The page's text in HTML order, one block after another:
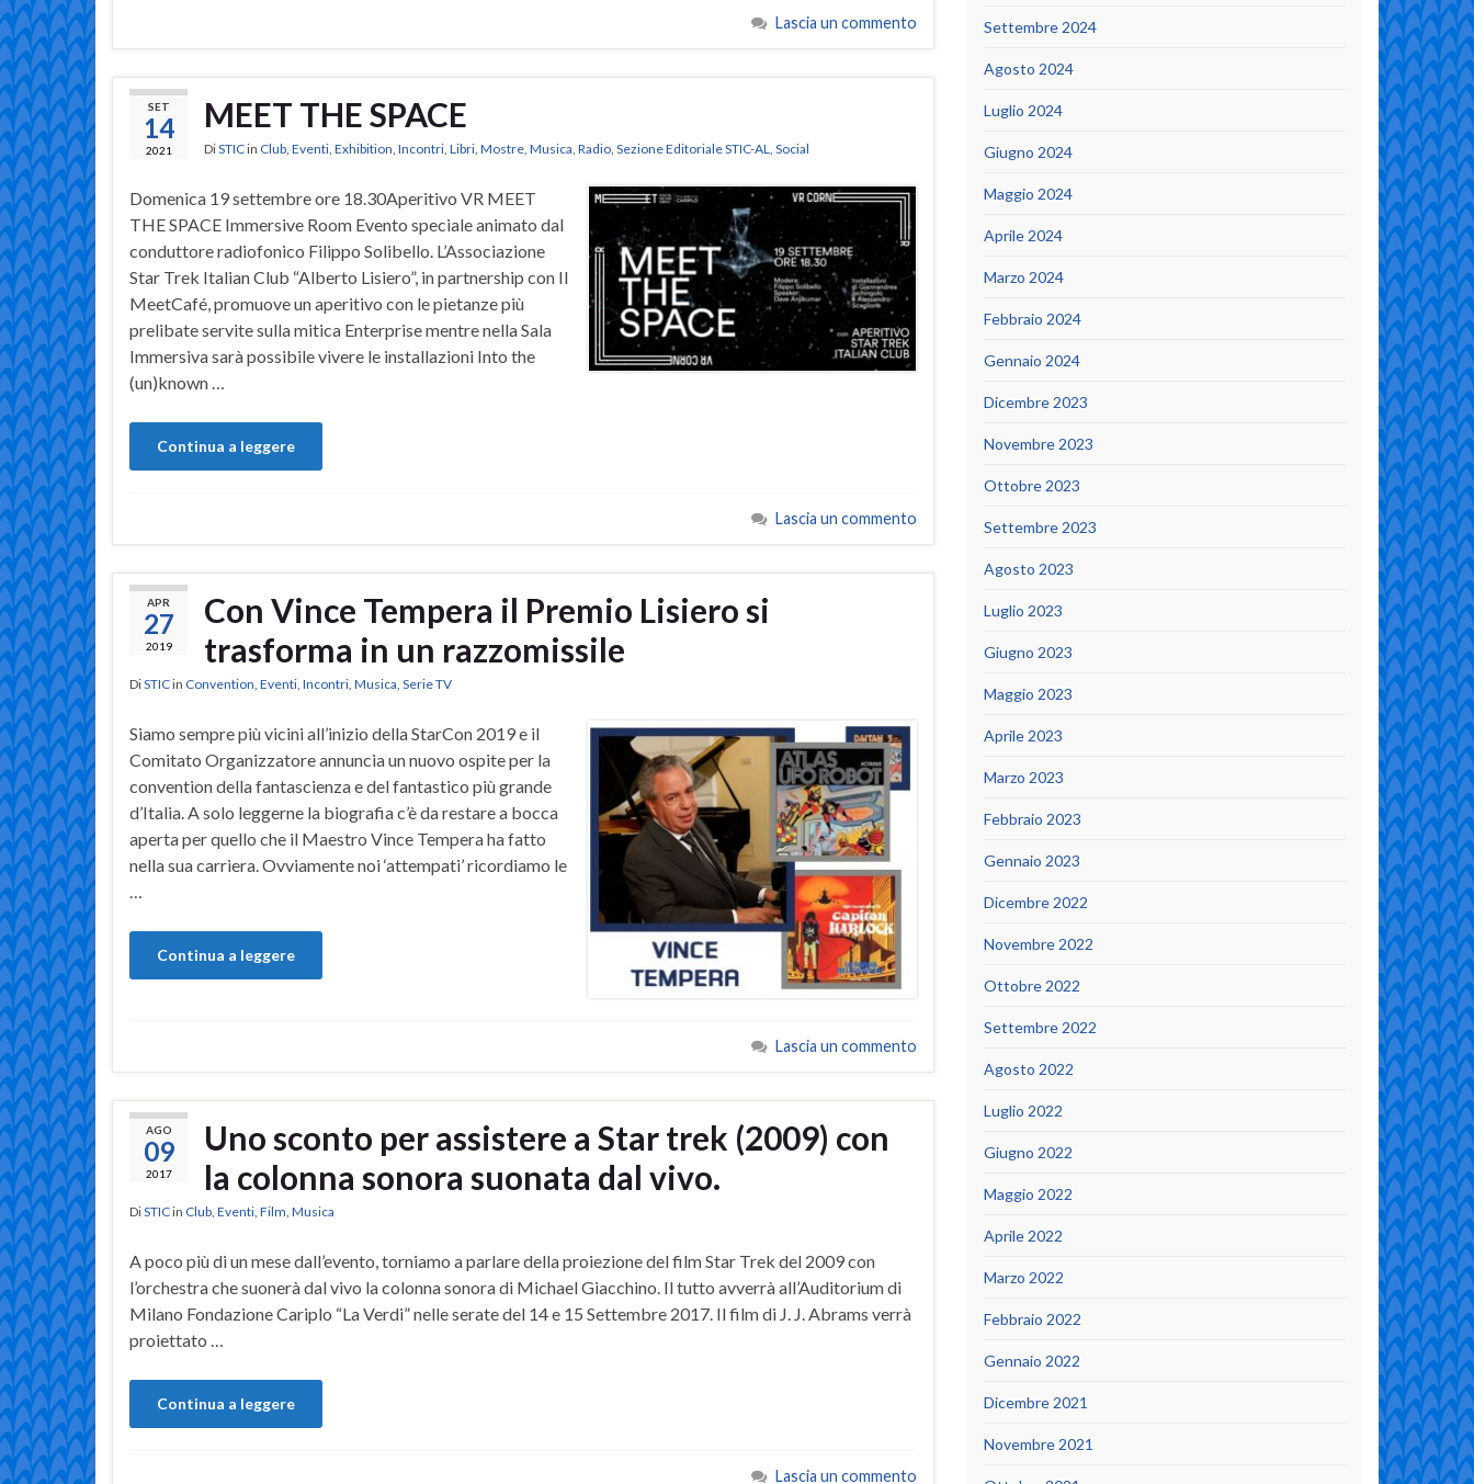
Lascia un commento
SET
14
2021
MEET THE SPACE
DiSTICin Club, Eventi, Exhibition, Incontri, Libri, Mostre, Musica, Radio, Sezione Editoriale STIC-AL, Social
Domenica 19 settembre ore 18.30Aperitivo VR MEET
THE SPACE Immersive Room Evento speciale animato dal
conduttore radiofonico Filippo Solibello. L’Associazione
Star Trek Italian Club “Alberto Lisiero”, in partnership con Il
MeetCafé, promuove un aperitivo con le pietanze più
prelibate servite sulla mitica Enterprise mentre nella Sala
Immersiva sarà possibile vivere le installazioni Into the
(un)known …
Continua a leggere
Lascia un commento
APR
27
2019
Con Vince Tempera il Premio Lisiero si
trasforma in un razzomissile
DiSTICin Convention, Eventi, Incontri, Musica, Serie TV
Siamo sempre più vicini all’inizio della StarCon 2019 e il
Comitato Organizzatore annuncia un nuovo ospite per la
convention della fantascienza e del fantastico più grande
d’Italia. A solo leggerne la biografia c’è da restare a bocca
aperta per quello che il Maestro Vince Tempera ha fatto
nella sua carriera. Ovviamente noi ‘attempati’ ricordiamo le
…
Continua a leggere
Lascia un commento
AGO
09
2017
Uno sconto per assistere a Star trek (2009) con
la colonna sonora suonata dal vivo.
DiSTICin Club, Eventi, Film, Musica
A poco più di un mese dall’evento, torniamo a parlare della proiezione del film Star Trek del 2009 con
l’orchestra che suonerà dal vivo la colonna sonora di Michael Giacchino. Il tutto avverrà all’Auditorium di
Milano Fondazione Cariplo “La Verdi” nelle serate del 14 e 15 Settembre 2017. Il film di J. J. Abrams verrà
proiettato …
Continua a leggere
Lascia un commento
Settembre 2024
Agosto 2024
Luglio 2024
Giugno 2024
Maggio 2024
Aprile 2024
Marzo 2024
Febbraio 2024
Gennaio 2024
Dicembre 2023
Novembre 2023
Ottobre 2023
Settembre 2023
Agosto 2023
Luglio 2023
Giugno 2023
Maggio 2023
Aprile 2023
Marzo 2023
Febbraio 2023
Gennaio 2023
Dicembre 2022
Novembre 2022
Ottobre 2022
Settembre 2022
Agosto 2022
Luglio 2022
Giugno 2022
Maggio 2022
Aprile 2022
Marzo 2022
Febbraio 2022
Gennaio 2022
Dicembre 2021
Novembre 2021